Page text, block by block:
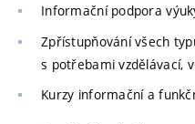
Informační podpora
Zpřístupňování všech
s potřebami vzdělávací,
Kurzy informační a